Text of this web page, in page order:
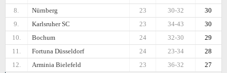
8.
Nürnberg 30
30-32
23
9.
Karlsruher SC 30
34-43
23
10.
Bochum 29
32-30
24
11.
Fortuna Düsseldorf 28
23-34
24
12.
Arminia Bielefeld 27
36-32
23